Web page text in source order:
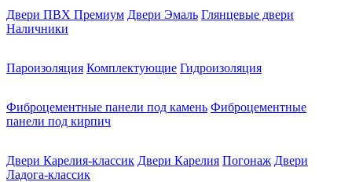
Двери ПВХ Премиум Двери Эмаль Глянцевые двери
Наличники
Пароизоляция Комплектующие Гидроизоляция
Фиброцементные панели под камень Фиброцементные
панели под кирпич
Двери Карелия-классик Двери Карелия Погонаж Двери
Ладога-классик